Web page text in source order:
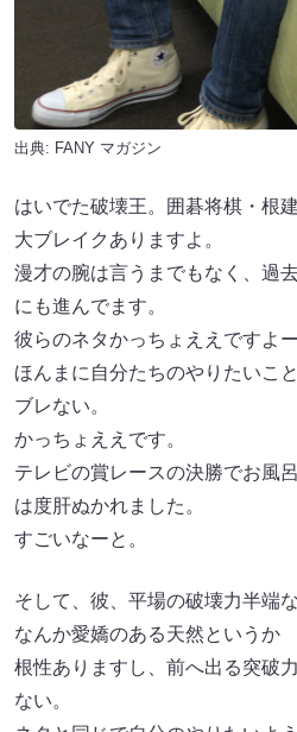
出典: FANY マガジン
はいでた破壊王。囲碁将棋・根建
大ブレイクありますよ。
漫才の腕は言うまでもなく、過
にも進んでます。
彼らのネタかっちょええですよー
ほんまに自分たちのやりたいこと
ブレない。
かっちょええです。
テレビの賞レースの決勝でお風
は度肝ぬかれました。
すごいなーと。
そして、彼、平場の破壊力半端な
なんか愛嬌のある天然というか
根性ありますし、前へ出る突破
ない。